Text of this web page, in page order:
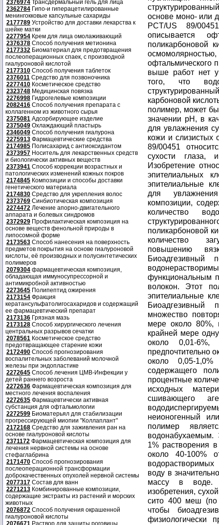
2376974 Трансдермальный гель для лица
2362784 Гипо-и гиперацетилированные
менингокковые капсульные сахариды
2177789 Устройство для доставки лекарства к
шейке матки
2277954 Крем для лица омолаживающий
2376378 Способ получения метионина
2177332 Биоматериал для предотвращения
послеоперационных спаек, с производной
гиалуроновой кислотой
2177310 Способ получения таблеток
2376011 Средство для позвоночника
2277410 Косметическое средство
2323748 Медицинская повязка
2276998 Гидрогелевые композиции
2082416 Способ получения препарата с
коллагенном из животного сырья
2375081 Адсорбирующее изделие
2375049 Охлаждающий пластырь
2346049 Способ получения гиалурона
2275913 Фармацевтические средства
2174985 Полисахарид с антиоксидантом
2373957 Носитель для лекарственных средств
и биологически активных веществ
2373941 Способ коррекции возрастных и
патологических изменений кожных покров
2174845 Композиции и способы доставки
генетического материала
2174830 Средство для укрепления волос
2373769 Синбиотическая композиция
2274472 Лечение апорно-двигательного
аппарата и болевых синдромов
2372929 Профилактическая композиция на
основе веществ фенольной природы в
липосомной форме
2173563 Способ нанесения на поверхность
предметов покрытия на основе гиалуроновой
кислоты, её производных и полусинтетических
полимеров
2079304 фармацевтическая композиция,
обладающая иммуносупрессорной и
антимикробной активностью
2273645 Полипептид ожирения
2173154 Фракция
кератансульфатолигосахаридов и содержащий
ее фармацевтический препарат
2173136 Грязная мазь
2173128 Способ хирургического лечения
центральных разрывов сечатки
2078561 Косметическое средство
предотвращающее старение кожи
2172490 Способ прогнозирования
воспалительных заболеваний молочной
железы при эндопластике
2272645 Способ лечения ЦМВ-Инфекции у
детей раннего возроста
2272636 Фармацевтическая композиция для
местного лечения воспаления
2272635 Фармацевтически активная
субстанция для офтальмологии
2272599 Биоматерьял для стабилизации
прогрессирующей миопии "Коллаплант"
2172168 Средство для заживления ран на
основе гиалуроновой кислоты
2371172 Фармацевтическая композиция для
лечения нервной системы на основе
стефаглабрина
2171470 Способ прогнозирования
послеоперационной трансформации
доброкачественных опухолей нервной системы
2077317 Состав для ванн
2271213 Комбинированные композиции,
содержащие экстракты из растений и морских
животных
2076872 Способ получения окрашенной
гиалуроновой кислоты
2076671 Раствор для защиты роговицы
основе моно- или
PCT/US 89/
описывается
поликарбоновой
офтальмического
выше работ нет
того, что
карбоновой
полимер, может
значении pH, в
для увлажнения
кожи и слизистых
89/00451
сухости
Изобретение
эпителиальных
эпителиальные
для
композиции,
количество
поликарбоновой
количество
повышению
Биоадгезивный
функциональным
волокон. Этот
эпителиальные
Биоадгезивный
множество
мере около 80%,
крайней мере
около 0,01-6%,
предпочтительно
около 0,05-
содержащего
процентные
исходных
сшивающего
неионогенный
полимер
водонабухаемым.
1% растворения
около 40-100%
водорастворимых
воду в
массу в воде.
изобретения,
сито 400 меш (по
чтобы
физиологически